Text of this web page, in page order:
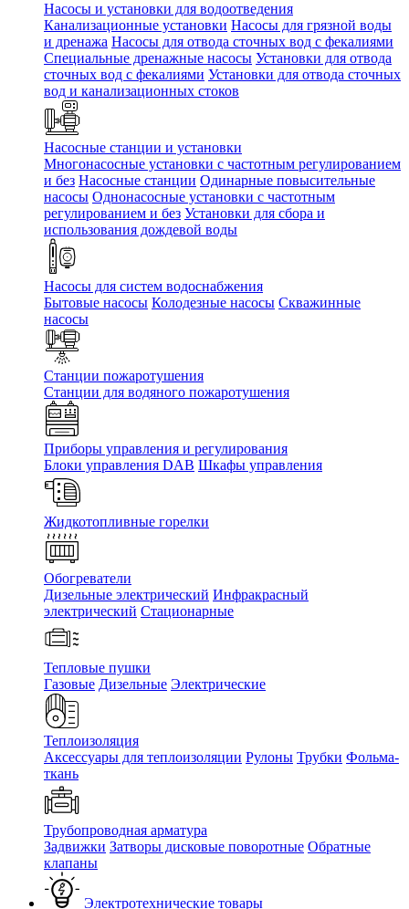
Насосы и установки для водоотведения
Канализационные установки Насосы для грязной воды
и дренажа Насосы для отвода сточных вод c фекалиями
Специальные дренажные насосы Установки для отвода
сточных вод c фекалиями Установки для отвода сточных
вод и канализационных стоков
Насосные станции и установки
Многонасосные установки с частотным регулированием
и без Насосные станции Одинарные повысительные
насосы Однонасосные установки с частотным
регулированием и без Установки для сбора и
использования дождевой воды
Насосы для систем водоснабжения
Бытовые насосы Колодезные насосы Скважинные
насосы
Станции пожаротушения
Станции для водяного пожаротушения
Приборы управления и регулирования
Блоки управления DAB Шкафы управления
Жидкотопливные горелки
Обогреватели
Дизельные электрический Инфракрасный
электрический Стационарные
Тепловые пушки
Газовые Дизельные Электрические
Теплоизоляция
Аксессуары для теплоизоляции Рулоны Трубки Фольма-
ткань
Трубопроводная арматура
Задвижки Затворы дисковые поворотные Обратные
клапаны
Электротехнические товары